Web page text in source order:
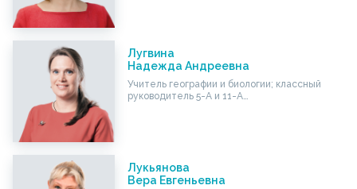
Лугвина
Надежда Андреевна
Учитель географии и биологии; классный
руководитель 5-А и 11-А…
Лукьянова
Вера Евгеньевна